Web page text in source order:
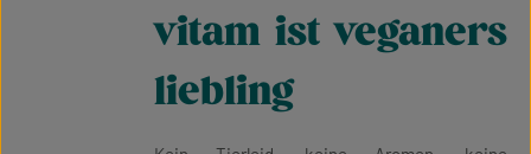
vitam ist veganers
liebling